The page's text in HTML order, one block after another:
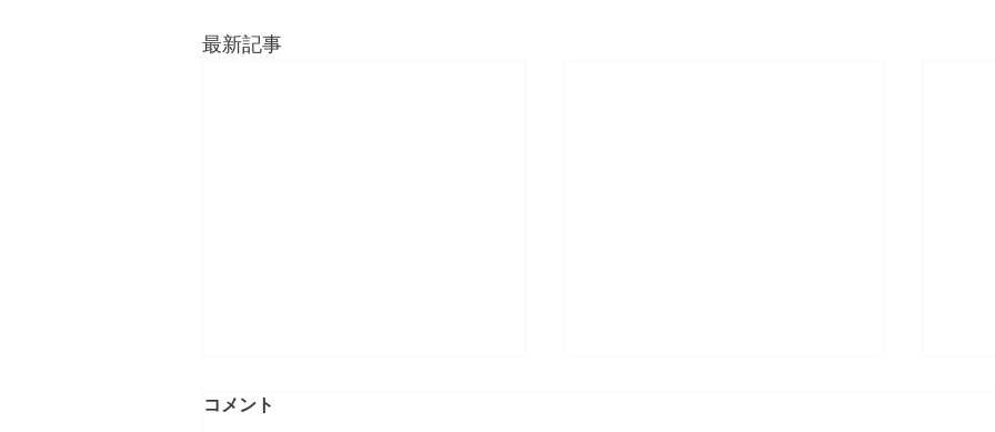
最新記事
コメント